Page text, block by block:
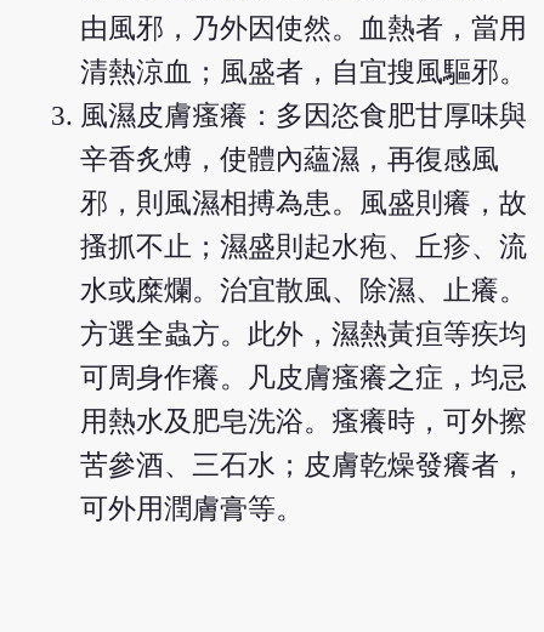
由風邪，乃外因使然。血熱者，當用
清熱涼血；風盛者，自宜搜風驅邪。
風濕皮膚瘙癢：多因恣食肥甘厚味與
辛香炙煿，使體內蘊濕，再復感風
邪，則風濕相搏為患。風盛則癢，故
搔抓不止；濕盛則起水疱、丘疹、流
水或糜爛。治宜散風、除濕、止癢。
方選全蟲方。此外，濕熱黃疸等疾均
可周身作癢。凡皮膚瘙癢之症，均忌
用熱水及肥皂洗浴。瘙癢時，可外擦
苦參酒、三石水；皮膚乾燥發癢者，
可外用潤膚膏等。